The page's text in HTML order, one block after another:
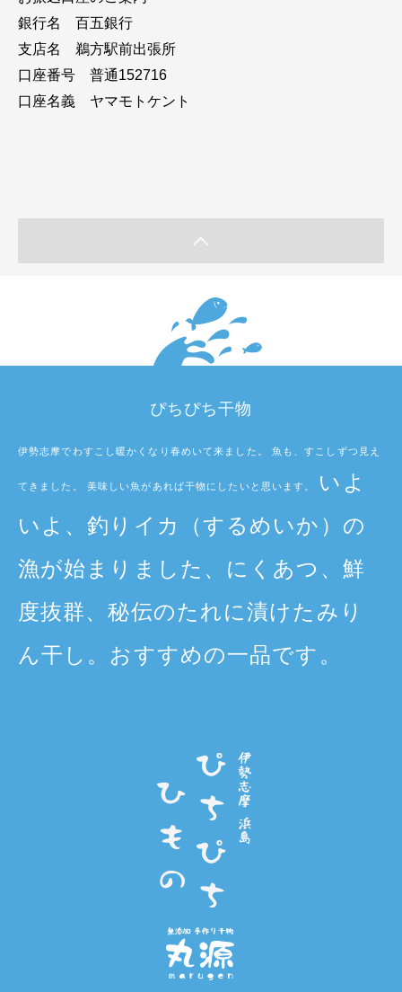
銀行名 百五銀行
支店名 鵜方駅前出張所
口座番号 普通152716
口座名義 ヤマモトケント
ぴちぴち干物
伊勢志摩でわすこし暖かくなり春めいて来ました。 魚も、すこしずつ見え
てきました。 美味しい魚があれば干物にしたいと思います。
いよ
いよ、釣りイカ（するめいか）の
漁が始まりました、にくあつ、鮮
度抜群、秘伝のたれに漬けたみり
ん干し。おすすめの一品です。